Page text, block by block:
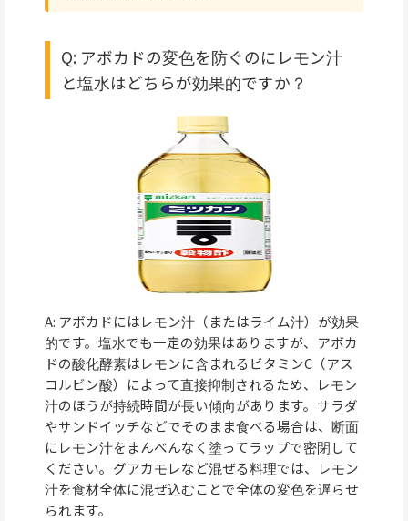
Q: アボカドの変色を防ぐのにレモン汁
と塩水はどちらが効果的ですか？
A: アボカドにはレモン汁（またはライム汁）が効果
的です。塩水でも一定の効果はありますが、アボカ
ドの酸化酵素はレモンに含まれるビタミンC（アス
コルビン酸）によって直接抑制されるため、レモン
汁のほうが持続時間が長い傾向があります。サラダ
やサンドイッチなどでそのまま食べる場合は、断面
にレモン汁をまんべんなく塗ってラップで密閉して
ください。グアカモレなど混ぜる料理では、レモン
汁を食材全体に混ぜ込むことで全体の変色を遅らせ
られます。